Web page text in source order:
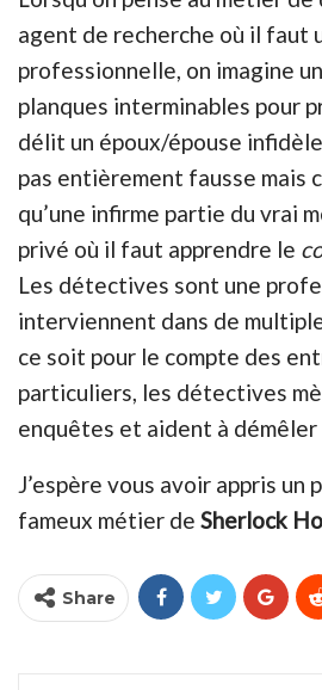
agent de recherche où il faut
professionnelle, on imagine
planques interminables pour
délit un époux/épouse
pas entièrement fausse mais
qu’une infirme partie du vrai
privé où il faut apprendre le
Les détectives sont une
interviennent dans de
ce soit pour le compte des
particuliers, les détectives
enquêtes et aident à démêler
J’espère vous avoir appris un
fameux métier de Sherlock
Share